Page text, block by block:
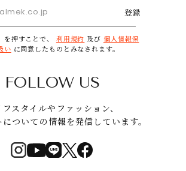
登録
を押すことで、 利用規約 及び 個人情報保
い に同意したものとみなされます。
FOLLOW US
フスタイルやファッション、
ついての情報を発信しています。